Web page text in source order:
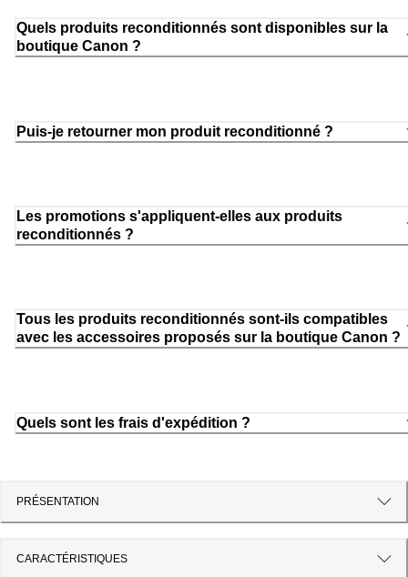
Quels produits reconditionnés sont disponibles sur la
boutique Canon ?
Puis-je retourner mon produit reconditionné ?
Les promotions s'appliquent-elles aux produits
reconditionnés ?
Tous les produits reconditionnés sont-ils compatibles
avec les accessoires proposés sur la boutique Canon ?
Quels sont les frais d'expédition ?
PRÉSENTATION
CARACTÉRISTIQUES